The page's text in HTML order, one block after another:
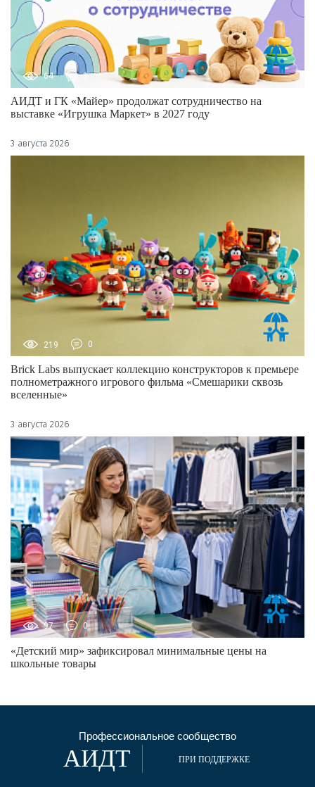
64 0
АИДТ и ГК «Майер» продолжат сотрудничество на
выставке «Игрушка Маркет» в 2027 году
3 августа 2026
219 0
Brick Labs выпускает коллекцию конструкторов к премьере
полнометражного игрового фильма «Смешарики сквозь
вселенные»
3 августа 2026
97 0
«Детский мир» зафиксировал минимальные цены на
школьные товары
Профессиональное сообщество
АИДТ ПРИ ПОДДЕРЖКЕ